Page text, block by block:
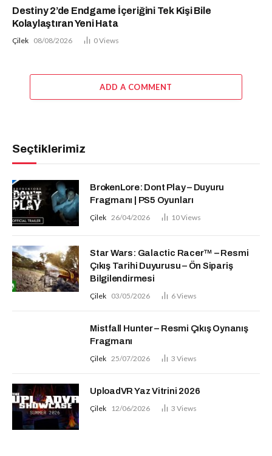
Destiny 2’de Endgame İçeriğini Tek Kişi Bile
Kolaylaştıran Yeni Hata
Çilek 08/08/2026 0Views
ADD A COMMENT
Seçtiklerimiz
BrokenLore: Dont Play – Duyuru
Fragmanı | PS5 Oyunları
Çilek 26/04/2026 10Views
Star Wars: Galactic Racer™ – Resmi
Çıkış Tarihi Duyurusu – Ön Sipariş
Bilgilendirmesi
Çilek 03/05/2026 6Views
Mistfall Hunter – Resmi Çıkış Oynanış
Fragmanı
Çilek 25/07/2026 3 Views
UploadVR Yaz Vitrini 2026
Çilek 12/06/2026 3 Views